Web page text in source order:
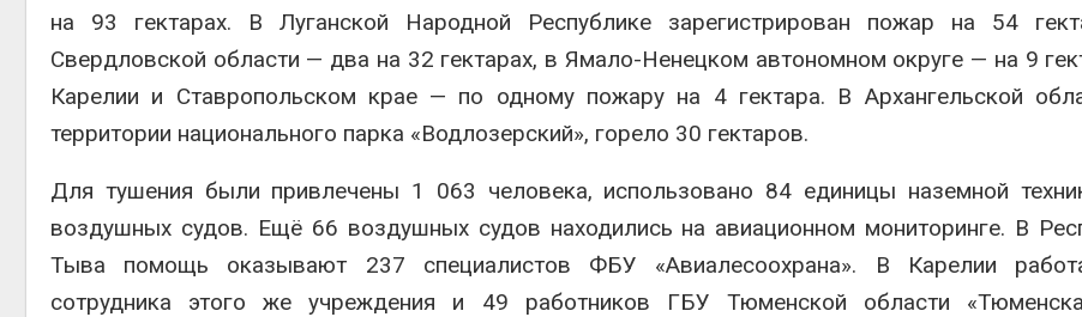
на 93 гектарах. В Луганской Народной Республике зарегистрирован пожар на 54
Свердловской области — два на 32 гектарах, в Ямало-Ненецком автономном округе — на 9
Карелии и Ставропольском крае — по одному пожару на 4 гектара. В Архангельской
территории национального парка «Водлозерский», горело 30 гектаров.
Для тушения были привлечены 1 063 человека, использовано 84 единицы наземной
воздушных судов. Ещё 66 воздушных судов находились на авиационном мониторинге. В
Тыва помощь оказывают 237 специалистов ФБУ «Авиалесоохрана». В Карелии
сотрудника этого же учреждения и 49 работников ГБУ Тюменской области